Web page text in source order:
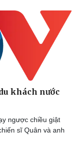
khách nước
ngược chiều giật
sĩ Quân và anh